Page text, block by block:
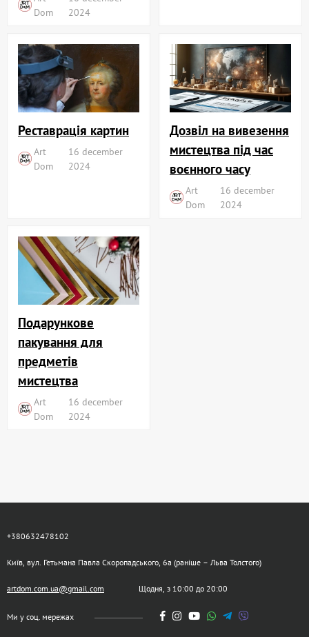
Dom
2024
Реставрація картин
Art
Dom
16 december
2024
Дозвіл на вивезення
мистецтва під час
воєнного часу
Art
Dom
16 december
2024
Подарункове
пакування для
предметів
мистецтва
Art
Dom
16 december
2024
+380632478102
Київ, вул. Гетьмана Павла Скоропадського, 6а (раніше – Льва Толстого)
artdom.com.ua@gmail.com Щодня, з 10:00 до 20:00
Ми у соц. мережах